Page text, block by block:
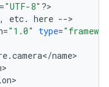
="UTF-8" ?>
, etc. here -->
="1.0" type=
.camera</name>
>
>